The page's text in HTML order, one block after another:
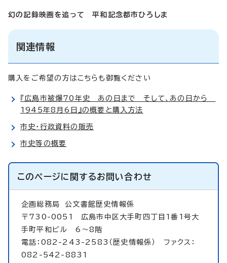
幻の記録映画を追って 平和記念都市ひろしま
関連情報
購入をご希望の方はこちらも御覧ください
『広島市被爆70年史 あの日まで そして、あの日から
1945年8月6日』の概要と購入方法
市史・行政資料の販売
市史等の概要
このページに関するお問い合わせ
企画総務局公文書館歴史情報係
〒730-0051 広島市中区大手町四丁目1番1号大
手町平和ビル 6～8階
電話：082-243-2583（歴史情報係） ファクス：
082-542-8831